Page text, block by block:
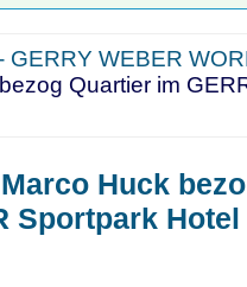
GERRY WEBER
Quartier im
Huck
Sportpark Hotel